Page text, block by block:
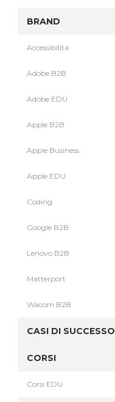
BRAND
Accessibilità
Adobe B2B
Adobe EDU
Apple B2B
Apple Business
Apple EDU
Coding
Google B2B
Lenovo B2B
Matterport
Wacom B2B
CASI DI SUCCESSO
CORSI
Corsi EDU